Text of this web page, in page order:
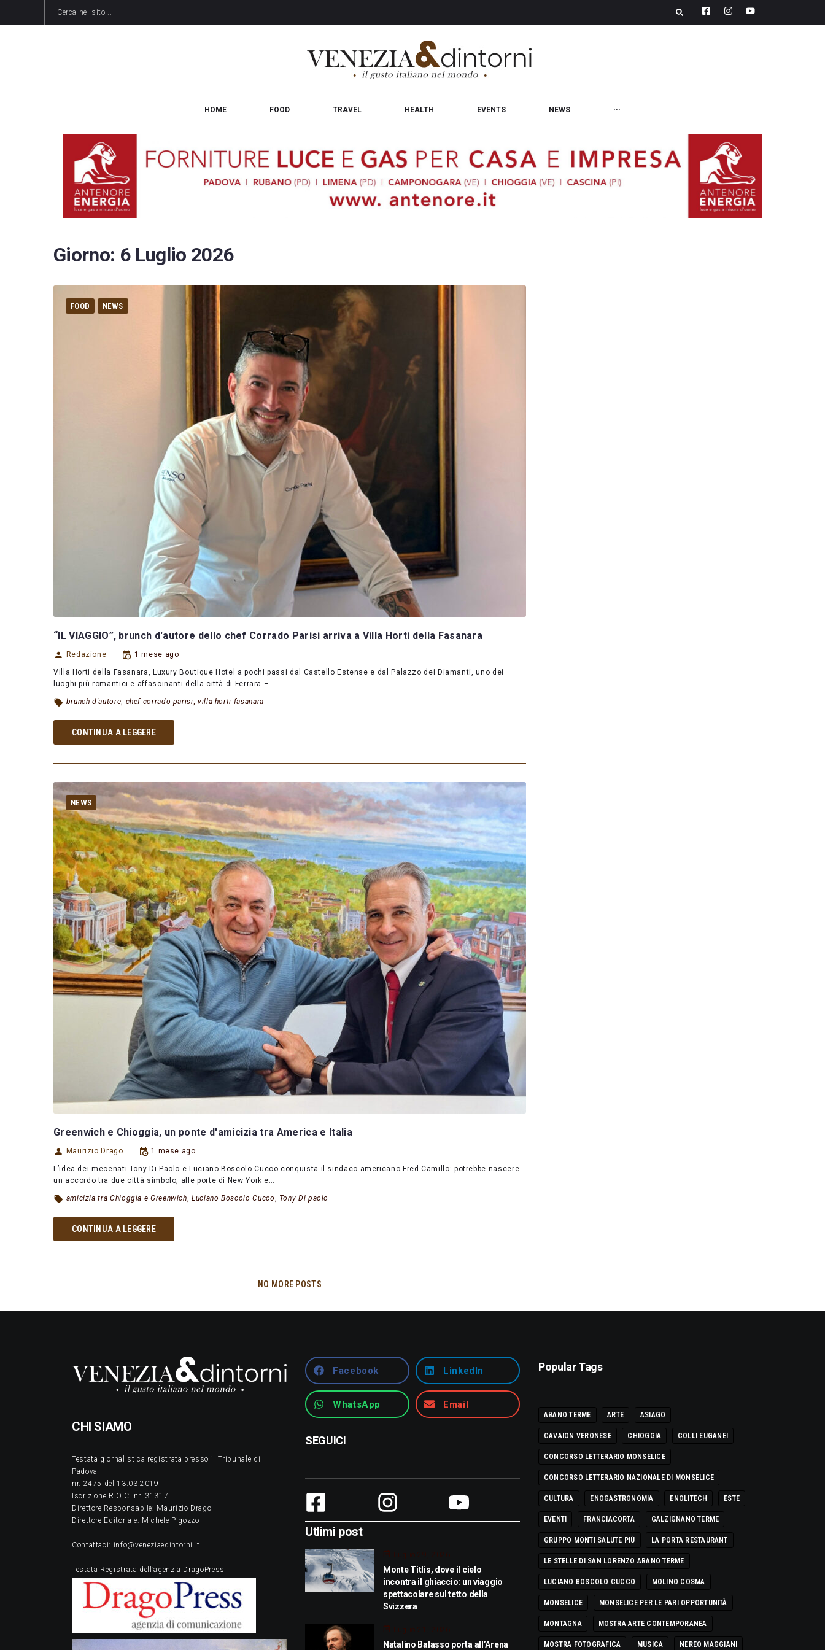
HOME FOOD TRAVEL HEALTH EVENTS NEWS ···
Giorno: 6 Luglio 2026
FOOD NEWS
“IL VIAGGIO”, brunch d'autore dello chef Corrado Parisi arriva a Villa Horti della Fasanara
Redazione 1 mese ago
Villa Horti della Fasanara, Luxury Boutique Hotel a pochi passi dal Castello Estense e dal Palazzo dei Diamanti, uno dei
luoghi più romantici e affascinanti della città di Ferrara –…
brunch d'autore, chef corrado parisi, villa horti fasanara
CONTINUA A LEGGERE
NEWS
Greenwich e Chioggia, un ponte d'amicizia tra America e Italia
Maurizio Drago 1 mese ago
L’idea dei mecenati Tony Di Paolo e Luciano Boscolo Cucco conquista il sindaco americano Fred Camillo: potrebbe nascere
un accordo tra due città simbolo, alle porte di New York e…
amicizia tra Chioggia e Greenwich,Luciano Boscolo Cucco, Tony Di paolo
CONTINUA A LEGGERE
NO MORE POSTS
CHI SIAMO
Testata giornalistica registrata presso il Tribunale di
Padova
nr. 2475 del 13.03.2019
Iscrizione R.O.C. nr. 31317
Direttore Responsabile: Maurizio Drago
Direttore Editoriale: Michele Pigozzo
Contattaci: info@veneziaedintorni.it
Testata Registrata dell’agenzia DragoPress
Facebook LinkedIn
WhatsApp Email
SEGUICI
Utlimi post
Luglio 29, 2026
Monte Titlis, dove il cielo
incontra il ghiaccio: un viaggio
spettacolare sul tetto della
Svizzera
Luglio 21, 2026
Natalino Balasso porta all’Arena
Popular Tags
ABANO TERME ARTE ASIAGO
CAVAION VERONESE CHIOGGIA COLLI EUGANEI
CONCORSO LETTERARIO MONSELICE
CONCORSO LETTERARIO NAZIONALE DI MONSELICE
CULTURA ENOGASTRONOMIA ENOLITECH ESTE
EVENTI FRANCIACORTA GALZIGNANO TERME
GRUPPO MONTI SALUTE PIÙ LA PORTA RESTAURANT
LE STELLE DI SAN LORENZO ABANO TERME
LUCIANO BOSCOLO CUCCO MOLINO COSMA
MONSELICE MONSELICE PER LE PARI OPPORTUNITÀ
MONTAGNA MOSTRA ARTE CONTEMPORANEA
MOSTRA FOTOGRAFICA MUSICA NEREO MAGGIANI